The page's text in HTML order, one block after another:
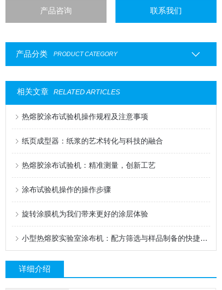
产品咨询 联系我们
产品分类 PRODUCT CATEGORY
相关文章 RELATED ARTICLES
热熔胶涂布试验机操作规程及注意事项
纸页成型器：纸浆的艺术转化与科技的融合
热熔胶涂布试验机：精准测量，创新工艺
涂布试验机操作的操作步骤
旋转涂膜机为我们带来更好的涂层体验
小型热熔胶实验室涂布机：配方筛选与样品制备的快捷工具
详细介绍